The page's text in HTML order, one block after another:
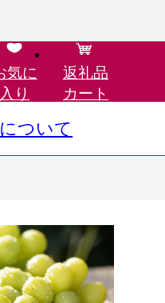
気に
入り
返礼品
カート
ついて